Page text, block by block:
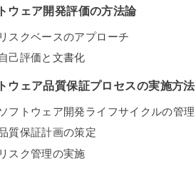
ウェア開発評価の方法論
スクベースのアプローチ
己評価と文書化
ウェア品質保証プロセスの実施方法
フトウェア開発ライフサイクルの管理
質保証計画の策定
スク管理の実施